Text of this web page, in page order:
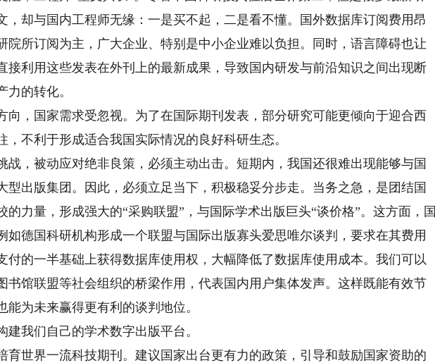
却与国内工程师无缘：一是买不起，二是看不懂。国外数据库订阅费用昂
院所订阅为主，广大企业、特别是中小企业难以负担。同时，语言障碍也让
接利用这些发表在外刊上的最新成果，导致国内研发与前沿知识之间出现断
力的转化。
，国家需求受忽视。为了在国际期刊发表，部分研究可能更倾向于迎合西
，不利于形成适合我国实际情况的良好科研生态。
，被动应对绝非良策，必须主动出击。短期内，我国还很难出现能够与国
型出版集团。因此，必须立足当下，积极稳妥分步走。当务之急，是团结国
的力量，形成强大的“采购联盟”，与国际学术出版巨头“谈价格”。这方面，国
如德国科研机构形成一个联盟与国际出版寡头爱思唯尔谈判，要求在其费用
付的一半基础上获得数据库使用权，大幅降低了数据库使用成本。我们可以
书馆联盟等社会组织的桥梁作用，代表国内用户集体发声。这样既能有效节
能为未来赢得更有利的谈判地位。
我们自己的学术数字出版平台。
世界一流科技期刊。建议国家出台更有力的政策，引导和鼓励国家资助的